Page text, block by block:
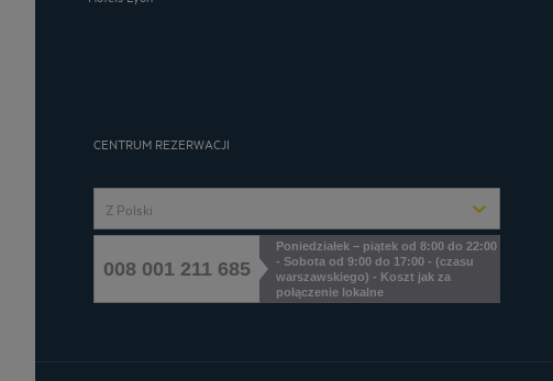
CENTRUM REZERWACJI
Z Polski
008 001 211 685
Poniedziałek – piątek od 8:00 do 22:00
- Sobota od 9:00 do 17:00 - (czasu
warszawskiego) - Koszt jak za
połączenie lokalne